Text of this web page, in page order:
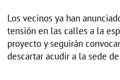
Los vecinos ya han
tensión en las calles a la
proyecto y seguirán
descartar acudir a la sede